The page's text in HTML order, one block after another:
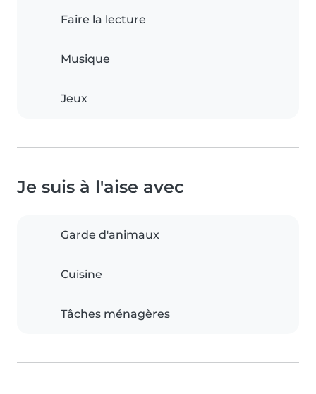
Faire la lecture
Musique
Jeux
Je suis à l'aise avec
Garde d'animaux
Cuisine
Tâches ménagères